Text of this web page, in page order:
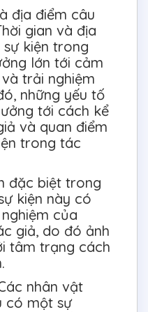
địa điểm câu
gian và địa
kiện trong
lớn tới cảm
trải nghiệm
những yếu tố
tới cách kể
và quan điểm
trong tác
đặc biệt trong
kiện này có
của
giả, do đó ảnh
tâm trạng cách
nhân vật
có một sự